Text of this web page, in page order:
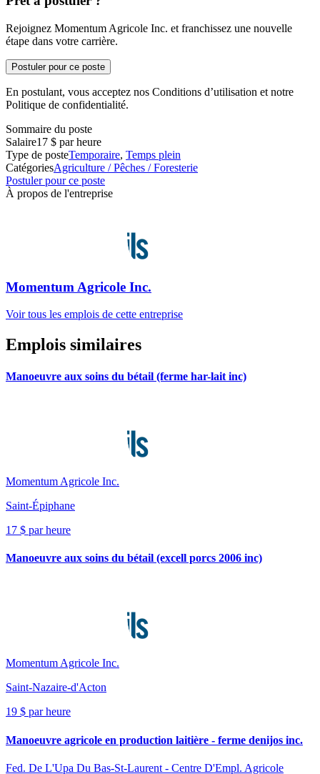
Rejoignez Momentum Agricole Inc. et franchissez une nouvelle
étape dans votre carrière.
Postuler pour ce poste
En postulant, vous acceptez nos Conditions d’utilisation et notre
Politique de confidentialité.
Sommaire du poste
Salaire17 $ par heure
Type de posteTemporaire, Temps plein
CatégoriesAgriculture / Pêches / Foresterie
Postuler pour ce poste
À propos de l'entreprise
Momentum Agricole Inc.
Voir tous les emplois de cette entreprise
Emplois similaires
Manoeuvre aux soins du bétail (ferme har-lait inc)
Momentum Agricole Inc.
Saint-Épiphane
17 $ par heure
Manoeuvre aux soins du bétail (excell porcs 2006 inc)
Momentum Agricole Inc.
Saint-Nazaire-d'Acton
19 $ par heure
Manoeuvre agricole en production laitière - ferme denijos inc.
Fed. De L'Upa Du Bas-St-Laurent - Centre D'Empl. Agricole